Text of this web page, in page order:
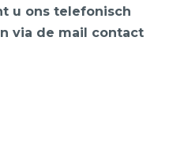
u ons telefonisch
via de mail contact